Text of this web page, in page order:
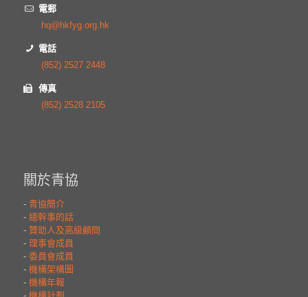
電郵
hq@hkfyg.org.hk
電話
(852) 2527 2448
傳真
(852) 2528 2105